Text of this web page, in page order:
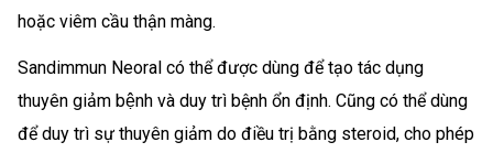
hoặc viêm cầu thận màng.
Sandimmun Neoral có thể được dùng để tạo tác dụng
thuyên giảm bệnh và duy trì bệnh ổn định. Cũng có thể dùng
để duy trì sự thuyên giảm do điều trị bằng steroid, cho phép